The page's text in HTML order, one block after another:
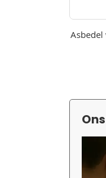
Asbedel